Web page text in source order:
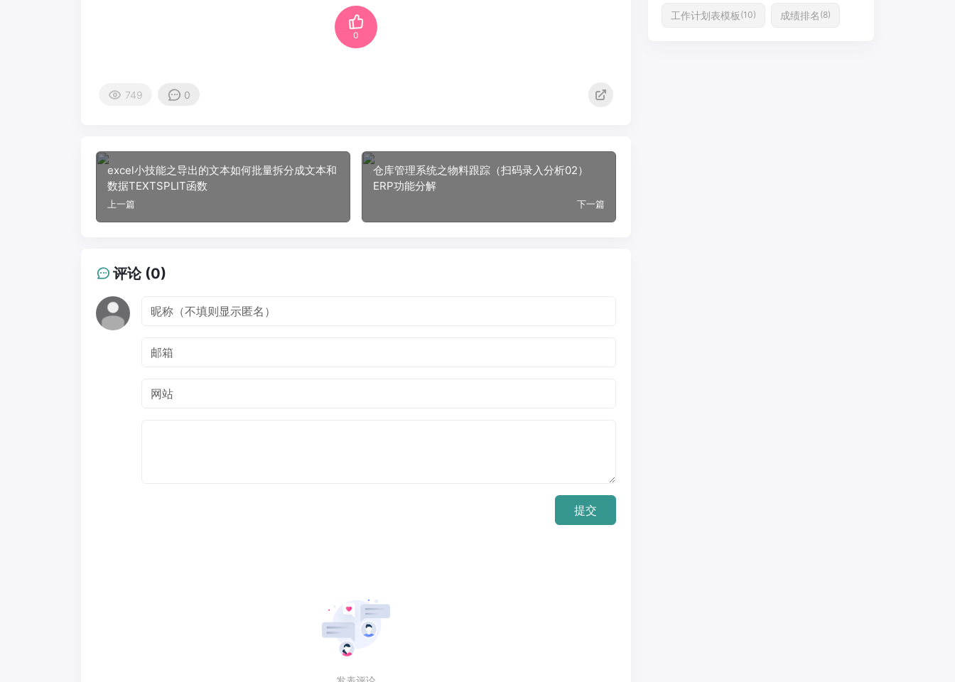
0
749 0
excel小技能之导出的文本如何批量拆分成文本和
数据TEXTSPLIT函数
上一篇
仓库管理系统之物料跟踪（扫码录入分析02）
ERP功能分解
下一篇
评论 (0)
提交
工作计划表模板 (10) 成绩排名 (8)